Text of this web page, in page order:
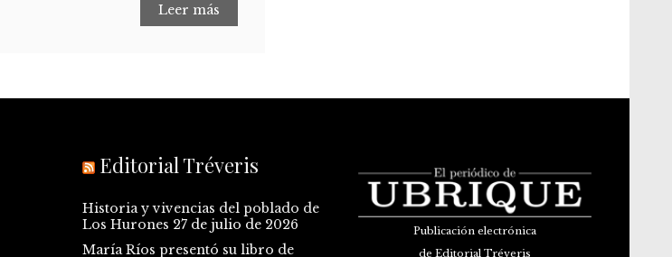
Leer más
Editorial Tréveris
Historia y vivencias del poblado de
Los Hurones 27 de julio de 2026
María Ríos presentó su libro de
Publicación electrónica
de Editorial Tréveris